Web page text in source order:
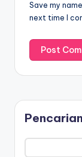
Save my
next time I
Pencarian